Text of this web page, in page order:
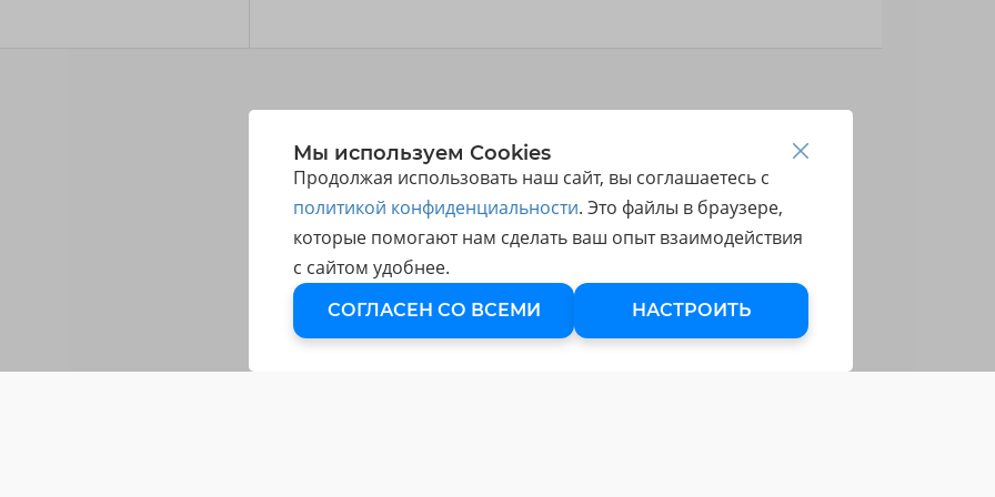
Мы используем Cookies
Продолжая использовать наш сайт, вы соглашаетесь с
политикой конфиденциальности. Это файлы в браузере,
которые помогают нам сделать ваш опыт взаимодействия
с сайтом удобнее.
СОГЛАСЕН СО ВСЕМИ НАСТРОИТЬ